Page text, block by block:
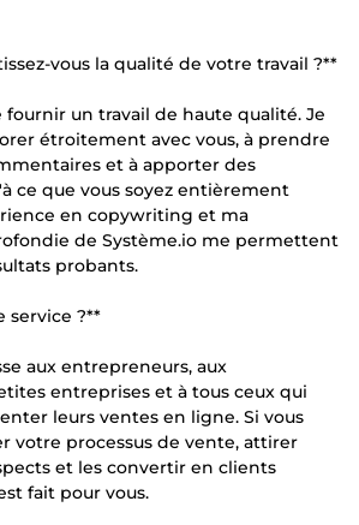
vous la qualité de votre travail ?**
fournir un travail de haute qualité. Je
étroitement avec vous, à prendre
et à apporter des
ce que vous soyez entièrement
en copywriting et ma
de Système.io me permettent
probants.
service ?**
aux entrepreneurs, aux
entreprises et à tous ceux qui
leurs ventes en ligne. Si vous
votre processus de vente, attirer
et les convertir en clients
fait pour vous.